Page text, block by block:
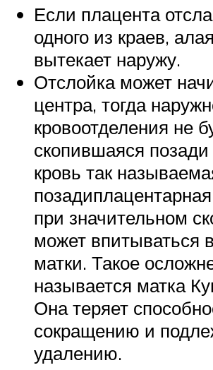
Если плацента
одного из краев,
вытекает наружу.
Отслойка может
центра, тогда
кровоотделения не
скопившаяся
кровь так
при значительном
может впитываться
матки. Такое
называется матка
Она теряет
сокращению и
удалению.